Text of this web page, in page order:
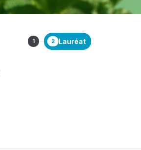
1 2 Lauréat